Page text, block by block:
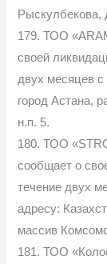
Рыскулбекова,
179. ТОО
своей
двух месяцев
город Астана,
н.п. 5.
180. ТОО
сообщает о
течение двух
адресу:
массив
181. ТОО